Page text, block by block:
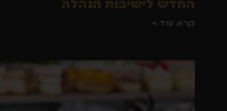
החדש לישיבות הנהלה
קרא עוד »